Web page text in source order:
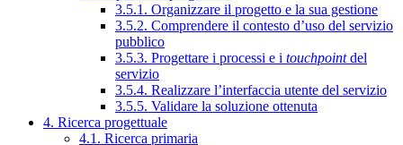
3.5.1. Organizzare il progetto e la sua gestione
3.5.2. Comprendere il contesto d’uso del servizio
pubblico
3.5.3. Progettare i processi e i touchpointdel
servizio
3.5.4. Realizzare l’interfaccia utente del servizio
3.5.5. Validare la soluzione ottenuta
4. Ricerca progettuale
4.1. Ricerca primaria